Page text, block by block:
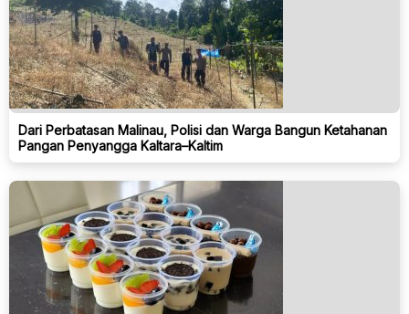
Dari Perbatasan Malinau, Polisi dan Warga Bangun Ketahanan
Pangan Penyangga Kaltara–Kaltim